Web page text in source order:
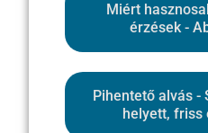
Miért
érzések -
Pihentető alvás -
helyett, friss